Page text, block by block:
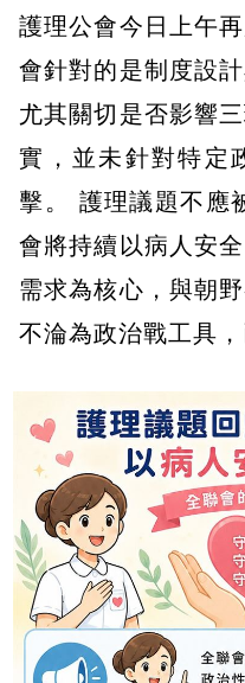
護理公會今日上午
會針對的是制度設
尤其關切是否影響
實，並未針對特定
擊。 護理議題不應
會將持續以病人安
需求為核心，與朝
不淪為政治戰工具，